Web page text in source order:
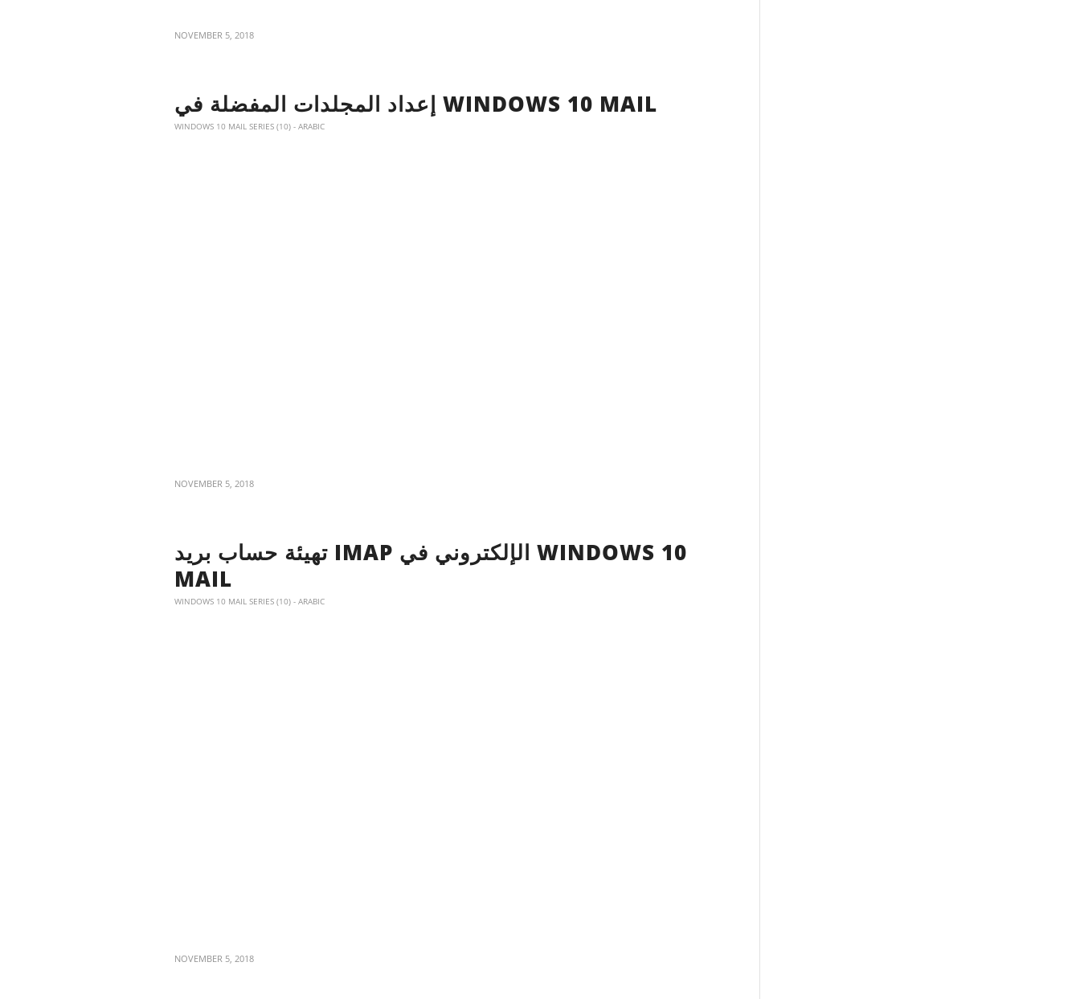
NOVEMBER 5, 2018
إعداد المجلدات المفضلة في WINDOWS 10 MAIL
WINDOWS 10 MAIL SERIES (10) - ARABIC
NOVEMBER 5, 2018
تهيئة حساب بريد IMAP الإلكتروني في WINDOWS 10
MAIL
WINDOWS 10 MAIL SERIES (10) - ARABIC
NOVEMBER 5, 2018